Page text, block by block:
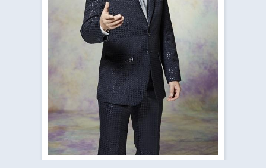
・ イベントカレンダー
・ 神奈川県民ホールの取り組み
神奈川県立県民ホールSNS